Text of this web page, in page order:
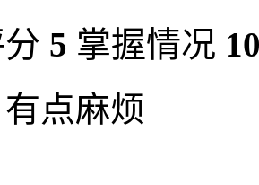
5 掌握情况
点麻烦